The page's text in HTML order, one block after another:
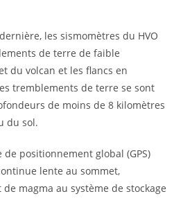
les sismomètres du HVO
de terre de faible
du volcan et les flancs en
tremblements de terre se sont
de moins de 8 kilomètres
du sol.
de positionnement global (GPS)
lente au sommet,
magma au système de stockage